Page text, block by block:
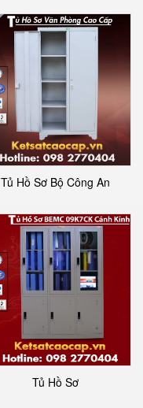
Tủ Hồ Sơ Bộ Công An
Tủ Hồ Sơ